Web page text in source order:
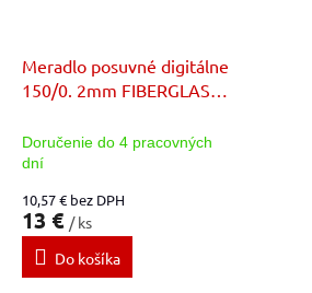
Meradlo posuvné digitálne
150/0. 2mm FIBERGLASS
Doručenie do 4 pracovných
dní
10,57 € bez DPH
13 € / ks
Do košíka